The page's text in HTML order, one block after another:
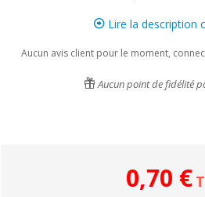
Lire la description
Aucun avis client pour le moment,
Aucun point de fidélité
0,70 €